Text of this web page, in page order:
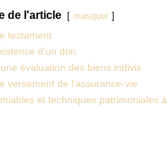
de l'article masquer
testament
d’un don
évaluation des biens indivis
versement de l’assurance-vie
et techniques patrimoniales